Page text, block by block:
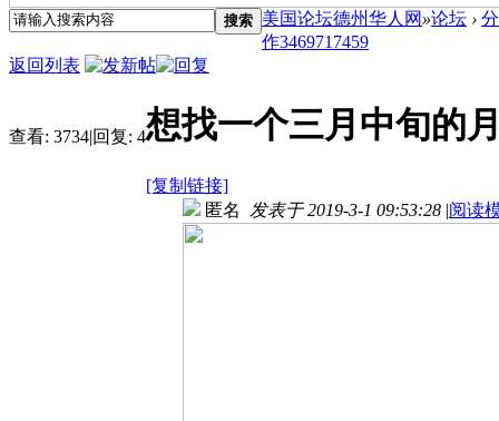
搜索 美国论坛德州华人网 »论坛 ›
作3469717459
返回列表
查看: 3734|回复: 4想找一个三月中旬的
[复制链接]
匿名 发表于 2019-3-1 09:53:28 |阅读